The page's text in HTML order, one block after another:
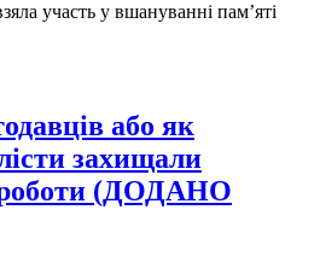
участь у вшануванні пам’яті
або як
захищали
роботи (ДОДАНО